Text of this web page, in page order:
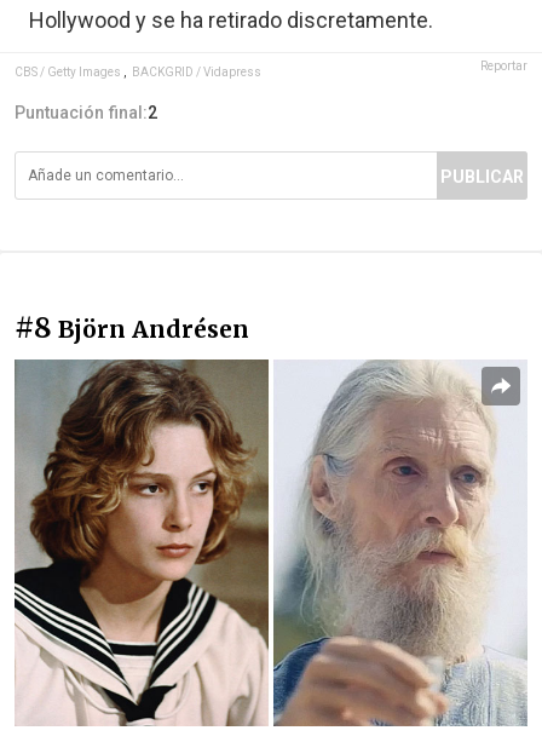
Hollywood y se ha retirado discretamente.
CBS / Getty Images BACKGRID / Vidapress Reportar
Puntuación final:2
PUBLICAR
#8 Björn Andrésen